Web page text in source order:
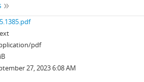
pdf
27, 2023 6:08 AM